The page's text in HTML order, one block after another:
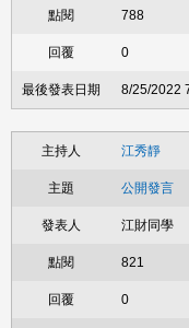
788
0
8/25/2022
江秀靜
公開發言
江財同學
821
0